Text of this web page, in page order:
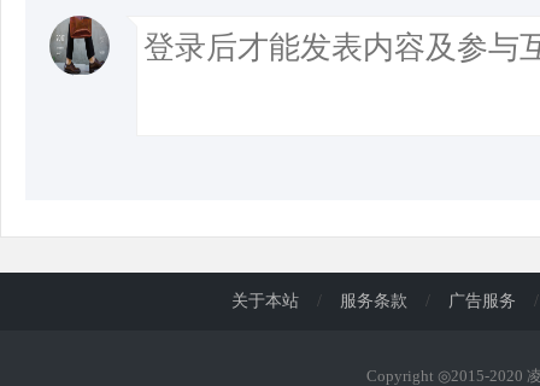
关于本站 / 服务条款 / 广告服务 /
Copyright ◎2015-2020